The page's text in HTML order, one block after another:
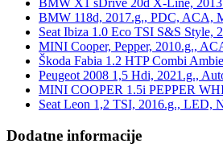
BMW X1 sDrive 20d X-Line,
BMW 118d, 2017.g., PDC, ACA,
Seat Ibiza 1.0 Eco TSI S&S Style,
MINI Cooper, Pepper, 2010.g.,
Škoda Fabia 1.2 HTP Combi
Peugeot 2008 1,5 Hdi, 2021.g.,
MINI COOPER 1.5i PEPPER
Seat Leon 1,2 TSI, 2016.g., LED,
Dodatne informacije